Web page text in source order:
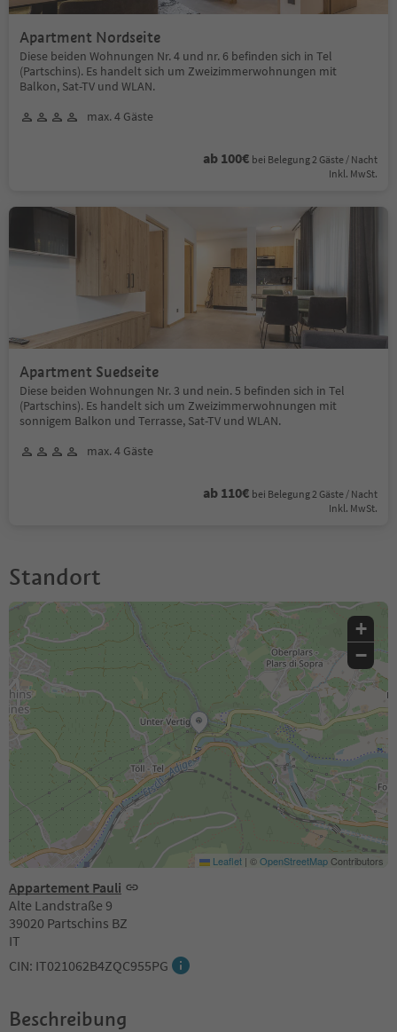
Apartment Nordseite
Diese beiden Wohnungen Nr. 4 und nr. 6 befinden sich in Tel
(Partschins). Es handelt sich um Zweizimmerwohnungen mit
Balkon, Sat-TV und WLAN.
max. 4 Gäste
ab 100€ bei Belegung 2 Gäste / Nacht
Inkl. MwSt.
Apartment Suedseite
Diese beiden Wohnungen Nr. 3 und nein. 5 befinden sich in Tel
(Partschins). Es handelt sich um Zweizimmerwohnungen mit
sonnigem Balkon und Terrasse, Sat-TV und WLAN.
max. 4 Gäste
ab 110€ bei Belegung 2 Gäste / Nacht
Inkl. MwSt.
Standort
Appartement Pauli
Alte Landstraße 9
39020 Partschins BZ
IT
CIN: IT021062B4ZQC955PG
+
−
Leaflet | ©OpenStreetMapContributors
Beschreibung